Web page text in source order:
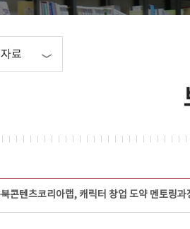
료
콘텐츠코리아랩, 캐릭터 창업 도약 멘토링과